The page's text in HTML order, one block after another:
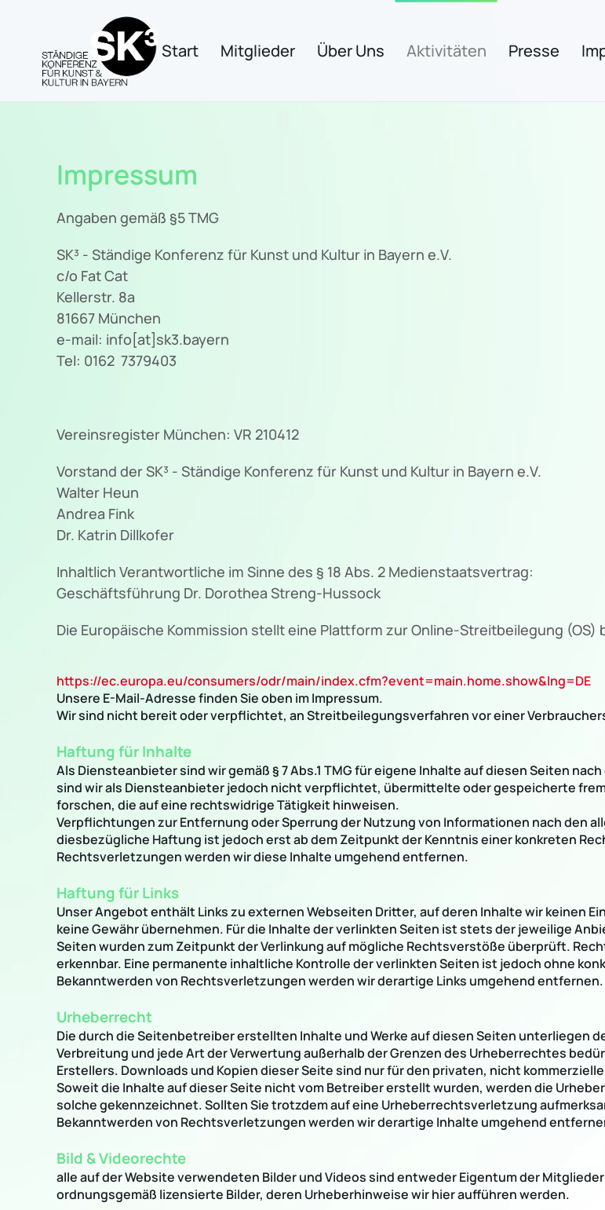
Zum Hauptinhalt springen
Start Mitglieder Über Uns Aktivitäten Presse
Impressum
Angaben gemäß §5 TMG
SK³ - Ständige Konferenz für Kunst und Kultur in Bayern e.V.
c/o Fat Cat
Kellerstr. 8a
81667 München
e-mail: info[at]sk3.bayern
Tel: 0162 7379403
Vereinsregister München: VR 210412
Vorstand der SK³ - Ständige Konferenz für Kunst und Kultur in Bayern e.V.
Walter Heun
Andrea Fink
Dr. Katrin Dillkofer
Inhaltlich Verantwortliche im Sinne des § 18 Abs. 2 Medienstaatsvertrag:
Geschäftsführung Dr. Dorothea Streng-Hussock
Die Europäische Kommission stellt eine Plattform zur Online-Streitbeilegung (OS)
https://ec.europa.eu/consumers/odr/main/index.cfm?event=main.home.show&lng=DE
Unsere E-Mail-Adresse finden Sie oben im Impressum.
Wir sind nicht bereit oder verpflichtet, an Streitbeilegungsverfahren vor einer
Haftung für Inhalte
Als Diensteanbieter sind wir gemäß § 7 Abs.1 TMG für eigene Inhalte auf diesen Seiten
sind wir als Diensteanbieter jedoch nicht verpflichtet, übermittelte oder gespeicherte
forschen, die auf eine rechtswidrige Tätigkeit hinweisen.
Verpflichtungen zur Entfernung oder Sperrung der Nutzung von Informationen nach den
diesbezügliche Haftung ist jedoch erst ab dem Zeitpunkt der Kenntnis einer konkreten
Rechtsverletzungen werden wir diese Inhalte umgehend entfernen.
Haftung für Links
Unser Angebot enthält Links zu externen Webseiten Dritter, auf deren Inhalte wir keinen
keine Gewähr übernehmen. Für die Inhalte der verlinkten Seiten ist stets der jeweilige
Seiten wurden zum Zeitpunkt der Verlinkung auf mögliche Rechtsverstöße überprüft.
erkennbar. Eine permanente inhaltliche Kontrolle der verlinkten Seiten ist jedoch ohne
Bekanntwerden von Rechtsverletzungen werden wir derartige Links umgehend entfernen.
Urheberrecht
Die durch die Seitenbetreiber erstellten Inhalte und Werke auf diesen Seiten unterliegen
Verbreitung und jede Art der Verwertung außerhalb der Grenzen des Urheberrechtes
Erstellers. Downloads und Kopien dieser Seite sind nur für den privaten, nicht
Soweit die Inhalte auf dieser Seite nicht vom Betreiber erstellt wurden, werden die
solche gekennzeichnet. Sollten Sie trotzdem auf eine Urheberrechtsverletzung
Bekanntwerden von Rechtsverletzungen werden wir derartige Inhalte umgehend
Bild & Videorechte
alle auf der Website verwendeten Bilder und Videos sind entweder Eigentum der
ordnungsgemäß lizensierte Bilder, deren Urheberhinweise wir hier aufführen werden.